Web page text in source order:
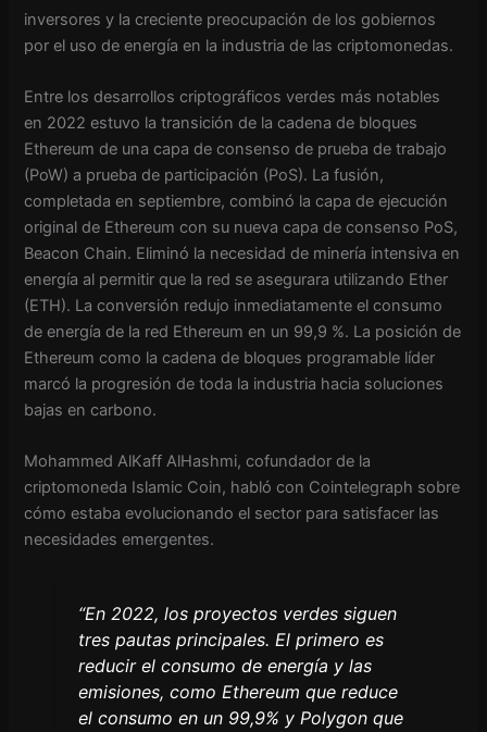
inversores y la creciente preocupación de los gobiernos
por el uso de energía en la industria de las criptomonedas.
Entre los desarrollos criptográficos verdes más notables
en 2022 estuvo la transición de la cadena de bloques
Ethereum de una capa de consenso de prueba de trabajo
(PoW) a prueba de participación (PoS). La fusión,
completada en septiembre, combinó la capa de ejecución
original de Ethereum con su nueva capa de consenso PoS,
Beacon Chain. Eliminó la necesidad de minería intensiva en
energía al permitir que la red se asegurara utilizando Ether
(ETH). La conversión redujo inmediatamente el consumo
de energía de la red Ethereum en un 99,9 %. La posición de
Ethereum como la cadena de bloques programable líder
marcó la progresión de toda la industria hacia soluciones
bajas en carbono.
Mohammed AlKaff AlHashmi, cofundador de la
criptomoneda Islamic Coin, habló con Cointelegraph sobre
cómo estaba evolucionando el sector para satisfacer las
necesidades emergentes.
“En 2022, los proyectos verdes siguen
tres pautas principales. El primero es
reducir el consumo de energía y las
emisiones, como Ethereum que reduce
el consumo en un 99,9% y Polygon que